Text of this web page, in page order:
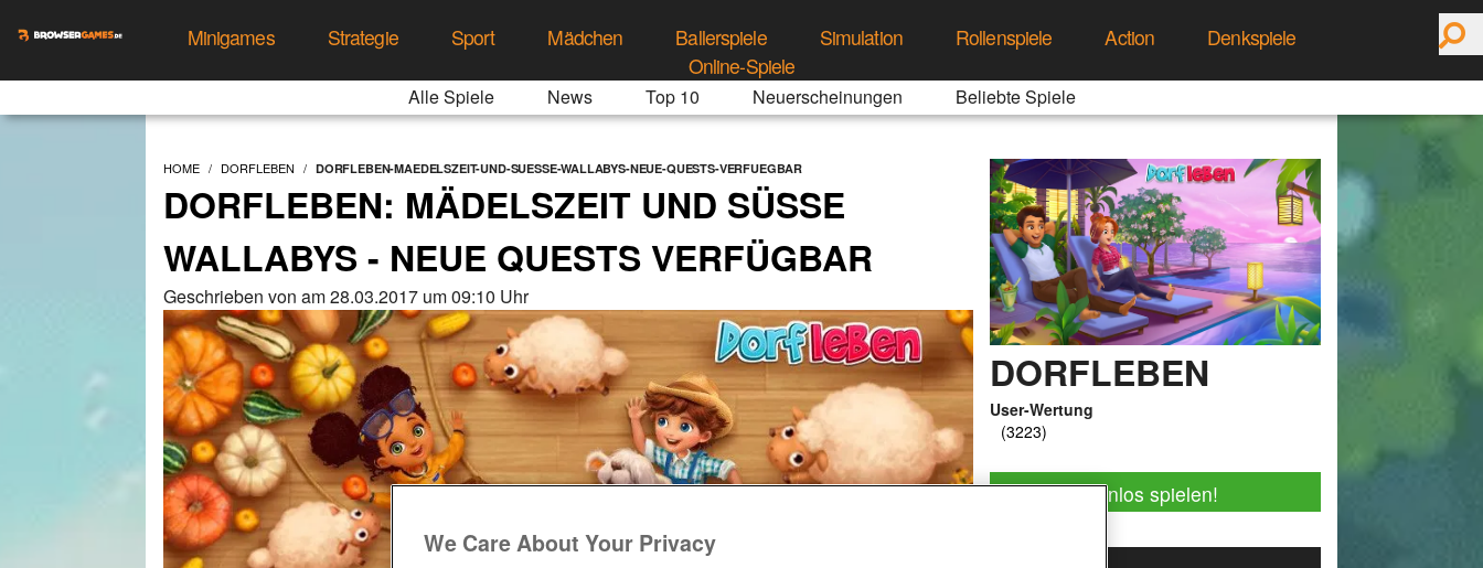
Minigames Strategie Sport Mädchen Ballerspiele Simulation Rollenspiele Action
Denkspiele
Online-Spiele
Alle Spiele News Top 10 Neuerscheinungen Beliebte Spiele
HOME DORFLEBEN DORFLEBEN-MAEDELSZEIT-UND-SUESSE-WALLABYS-NEUE-QUESTS-VERFUEGBAR
DORFLEBEN: MÄDELSZEIT UND SÜSSE W
ALLABYS - NEUE QUESTS VERFÜGBAR
Geschrieben von am 28.03.2017 um 09:10 Uhr
DORFLEBEN
User-Wertung
Jetzt kostenlos spielen!
We Care About Your Privacy